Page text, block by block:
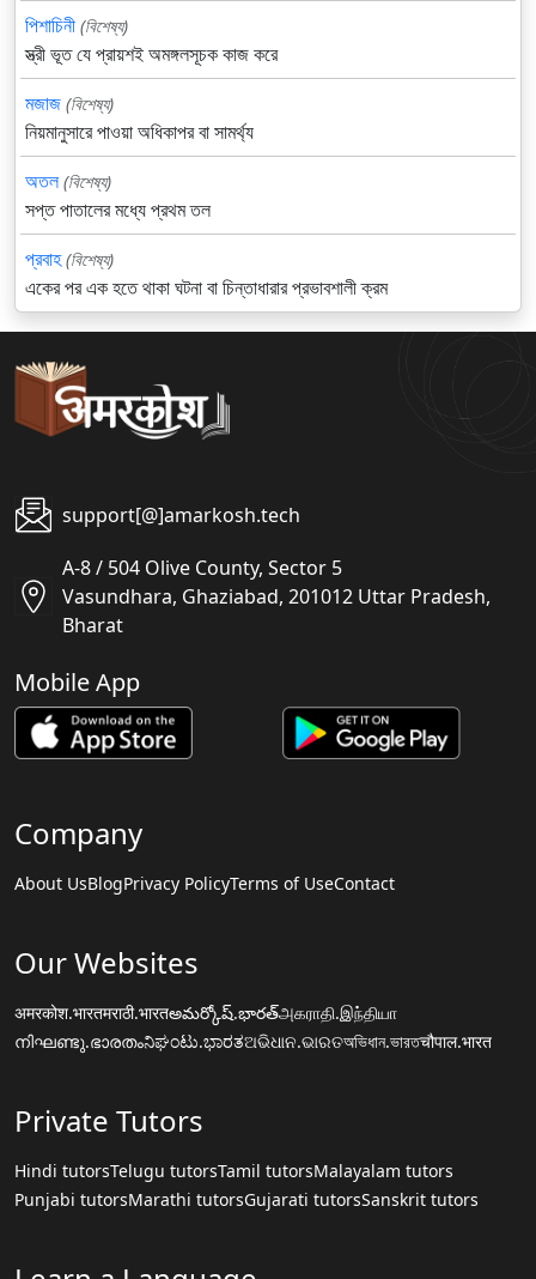
পিশাচিনী (বিশেষ্য)
স্ত্রী ভূত যে প্রায়শই অমঙ্গলসূচক কাজ করে
মজাজ (বিশেষ্য)
নিয়মানুসারে পাওয়া অধিকাপর বা সামর্থ্য
অতল (বিশেষ্য)
সপ্ত পাতালের মধ্যে প্রথম তল
প্রবাহ (বিশেষ্য)
একের পর এক হতে থাকা ঘটনা বা চিন্তাধারার প্রভাবশালী ক্রম
support[@]amarkosh.tech
A-8 / 504 Olive County, Sector 5
Vasundhara, Ghaziabad, 201012 Uttar Pradesh,
Bharat
Mobile App
Company
About UsBlogPrivacy PolicyTerms of UseContact
Our Websites
अमरकोश.भारतमराठी.भारतఅమర్కోష్.భారత్அகராதி.இந்தியா
നിഘണ്ടു.ഭാരതംನಿಘಂಟು.ಭಾರತଅଭିଧାନ.ଭାରତঅভিধান.ভারতचौपाल.भारत
Private Tutors
Hindi tutorsTelugu tutorsTamil tutorsMalayalam tutors
Punjabi tutorsMarathi tutorsGujarati tutorsSanskrit tutors